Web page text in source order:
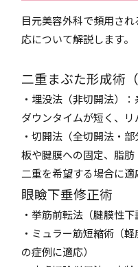
目元美容外科で頻用さ
応について解説します。
二重まぶた形成術（
・埋没法（非切開法）
ダウンタイムが短く、リ
・切開法（全切開法・
板や腱膜への固定、脂
二重を希望する場合に適
眼瞼下垂修正術
・挙筋前転法（腱膜性下
・ミュラー筋短縮術（
の症例に適応）